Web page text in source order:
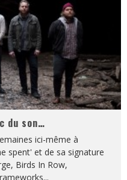
du son…
ici-même à
spent' et de sa signature
Birds In Row,
...